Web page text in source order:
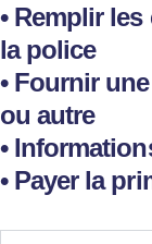
• Remplir
la police
• Fournir
ou autre
•
• Payer la